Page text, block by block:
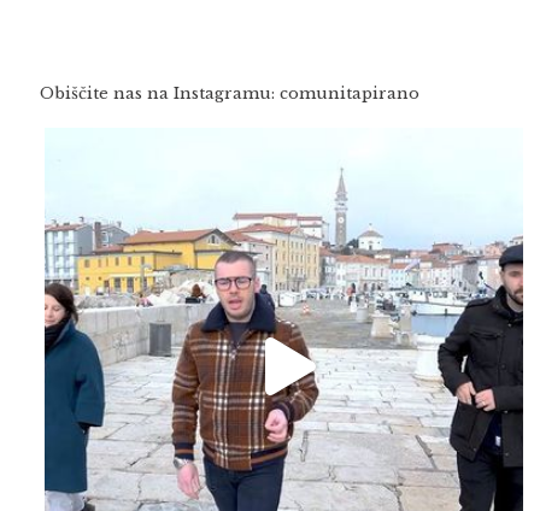
Obiščite nas na Instagramu: comunitapirano